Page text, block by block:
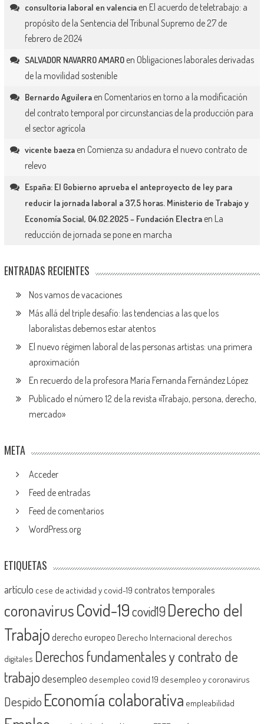
consultoria laboral en valenciaen El acuerdo de teletrabajo: a
propósito de la Sentencia del Tribunal Supremo de 27 de
febrero de 2024
SALVADOR NAVARRO AMAROen Obligaciones laborales derivadas
de la movilidad sostenible
Bernardo Aguileraen Comentarios en torno a la modificación
del contrato temporal por circunstancias de la producción para
el sector agrícola
vicente baezaen Comienza su andadura el nuevo contrato de
relevo
España: El Gobierno aprueba el anteproyecto de ley para
reducir la jornada laboral a 37,5 horas. Ministerio de Trabajo y
Economía Social, 04.02.2025 – Fundación Electraen La
reducción de jornada se pone en marcha
ENTRADAS RECIENTES
Nos vamos de vacaciones
Más allá del triple desafío: las tendencias a las que los
laboralistas debemos estar atentos
El nuevo régimen laboral de las personas artistas: una primera
aproximación
En recuerdo de la profesora María Fernanda Fernández López
Publicado el número 12 de la revista «Trabajo, persona, derecho,
mercado»
META
Acceder
Feed de entradas
Feed de comentarios
WordPress.org
ETIQUETAS
artículo cese de actividad y covid-19 contratos temporales
coronavirusCovid-19covid19 Derecho del
Trabajoderecho europeo Derecho Internacional derechos
digitales Derechos fundamentales y contrato de
trabajodesempleo desempleo covid 19 desempleo y coronavirus
Despido Economía colaborativa empleabilidad